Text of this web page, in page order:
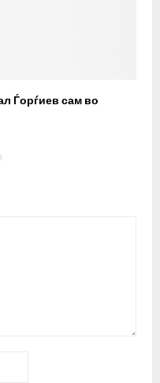
Ѓорѓиев сам во